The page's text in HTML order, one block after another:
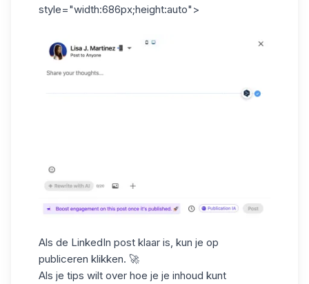
style="width:686px;height:auto">
Als de LinkedIn post klaar is, kun je op
publiceren klikken. 🚀
Als je tips wilt over hoe je je inhoud kunt